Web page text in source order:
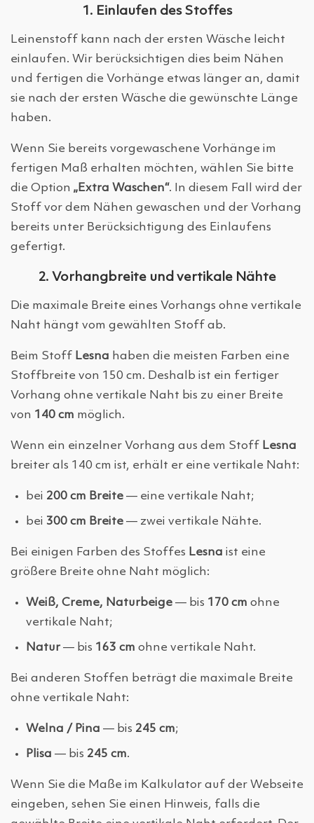
1. Einlaufen des Stoffes
Leinenstoff kann nach der ersten Wäsche leicht
einlaufen. Wir berücksichtigen dies beim Nähen
und fertigen die Vorhänge etwas länger an, damit
sie nach der ersten Wäsche die gewünschte Länge
haben.
Wenn Sie bereits vorgewaschene Vorhänge im
fertigen Maß erhalten möchten, wählen Sie bitte
die Option „Extra Waschen“. In diesem Fall wird der
Stoff vor dem Nähen gewaschen und der Vorhang
bereits unter Berücksichtigung des Einlaufens
gefertigt.
2. Vorhangbreite und vertikale Nähte
Die maximale Breite eines Vorhangs ohne vertikale
Naht hängt vom gewählten Stoff ab.
Beim Stoff Lesna haben die meisten Farben eine
Stoffbreite von 150 cm. Deshalb ist ein fertiger
Vorhang ohne vertikale Naht bis zu einer Breite
von 140 cm möglich.
Wenn ein einzelner Vorhang aus dem Stoff Lesna
breiter als 140 cm ist, erhält er eine vertikale Naht:
bei 200 cm Breite — eine vertikale Naht;
bei 300 cm Breite — zwei vertikale Nähte.
Bei einigen Farben des Stoffes Lesna ist eine
größere Breite ohne Naht möglich:
Weiß, Creme, Naturbeige — bis 170 cm ohne
vertikale Naht;
Natur — bis 163 cm ohne vertikale Naht.
Bei anderen Stoffen beträgt die maximale Breite
ohne vertikale Naht:
Welna / Pina — bis 245 cm;
Plisa — bis 245 cm.
Wenn Sie die Maße im Kalkulator auf der Webseite
eingeben, sehen Sie einen Hinweis, falls die